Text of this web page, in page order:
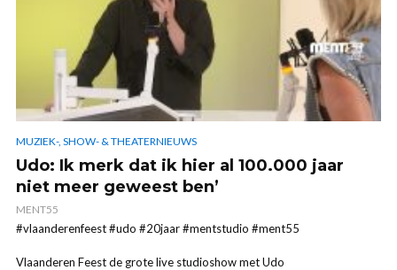
MUZIEK-, SHOW- & THEATERNIEUWS
Udo: Ik merk dat ik hier al 100.000 jaar
niet meer geweest ben’
MENT55
#vlaanderenfeest #udo #20jaar #mentstudio #ment55
Vlaanderen Feest de grote live studioshow met Udo